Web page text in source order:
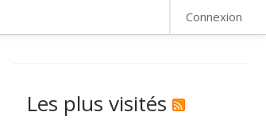
Connexion
Les plus visités